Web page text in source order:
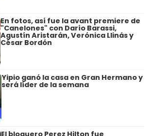
En fotos, así fue la avant premiere de
"Canelones" con Darío Barassi,
Agustín Aristarán, Verónica Llinás y
César Bordón
Yipio ganó la casa en Gran Hermano y
será líder de la semana
El bloguero Perez Hilton fue